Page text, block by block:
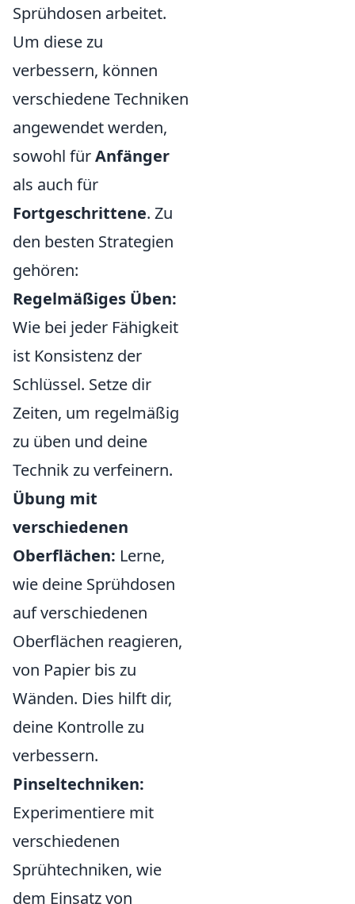
Sprühdosen arbeitet.
Um diese zu
verbessern, können
verschiedene Techniken
angewendet werden,
sowohl fürAnfänger
als auch für
Fortgeschrittene. Zu
den besten Strategien
gehören:
Regelmäßiges Üben:
Wie bei jeder Fähigkeit
ist Konsistenz der
Schlüssel. Setze dir
Zeiten, um regelmäßig
zu üben und deine
Technik zu verfeinern.
Übung mit
verschiedenen
Oberflächen: Lerne,
wie deine Sprühdosen
auf verschiedenen
Oberflächen reagieren,
von Papier bis zu
Wänden. Dies hilft dir,
deine Kontrolle zu
verbessern.
Pinseltechniken:
Experimentiere mit
verschiedenen
Sprühtechniken, wie
dem Einsatz von